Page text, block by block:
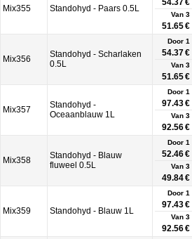
Mix355 Standohyd - Paars 0.5L
54.37 €
Van 3
51.65 €
Mix356
Standohyd - Scharlaken
0.5L
Door 1
54.37 €
Van 3
51.65 €
Mix357
Standohyd -
Oceaanblauw 1L
Door 1
97.43 €
Van 3
92.56 €
Mix358
Standohyd - Blauw
fluweel 0.5L
Door 1
52.46 €
Van 3
49.84 €
Mix359 Standohyd - Blauw 1L
Door 1
97.43 €
Van 3
92.56 €